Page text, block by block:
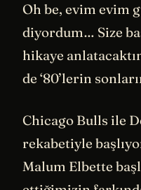
Oh be, evim evim
diyordum… Size
hikaye
de ‘80’lerin
Chicago Bulls ile
rekabetiyle
Malum Elbette